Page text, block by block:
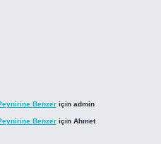
Benzeriçin admin
Benzeriçin Ahmet